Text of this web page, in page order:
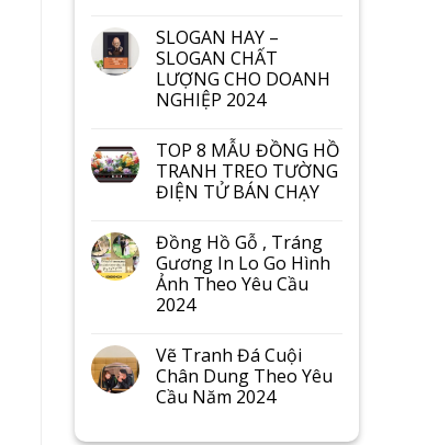
SLOGAN HAY –
SLOGAN CHẤT
LƯỢNG CHO DOANH
NGHIỆP 2024
TOP 8 MẪU ĐỒNG HỒ
TRANH TREO TƯỜNG
ĐIỆN TỬ BÁN CHẠY
Đồng Hồ Gỗ , Tráng
Gương In Lo Go Hình
Ảnh Theo Yêu Cầu
2024
Vẽ Tranh Đá Cuội
Chân Dung Theo Yêu
Cầu Năm 2024